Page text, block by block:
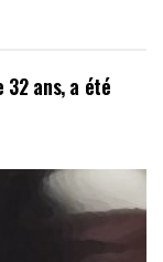
32 ans, a été